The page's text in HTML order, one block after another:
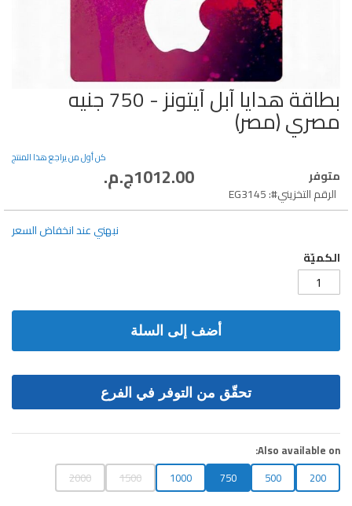
بطاقة هدايا آبل آيتونز - 750 جنيه
مصري (مصر)
كن أول من يراجع هذا المنتج
1012.00ج.م.‏
متوفر
الرقم التخزيني
EG3145
نبهني عند انخفاض السعر
الكميّة
أضف إلى السلة
Also available on:
200
500
750
1000
1500
2000
تخطي
إلى
بداية